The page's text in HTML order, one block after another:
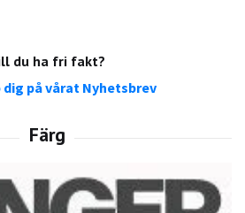
du ha fri fakt?
dig på vårat Nyhetsbrev